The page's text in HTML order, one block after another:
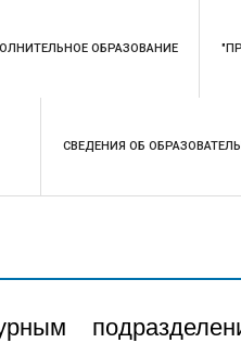
ОБРАЗОВАНИЕ
СВЕДЕНИЯ ОБ